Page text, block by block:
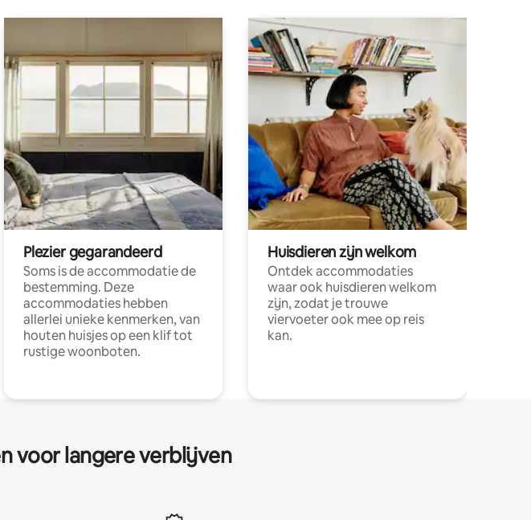
Plezier gegarandeerd
Soms is de accommodatie de
bestemming. Deze
accommodaties hebben
allerlei unieke kenmerken, van
houten huisjes op een klif tot
rustige woonboten.
Huisdieren zijn welkom
Ontdek accommodaties
waar ook huisdieren welkom
zijn, zodat je trouwe
viervoeter ook mee op reis
kan.
voor langere verblijven